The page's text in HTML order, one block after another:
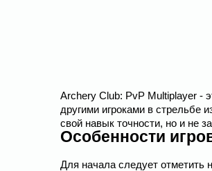
Archery Club: PvP Multiplayer -
другими игроками в стрельбе
свой навык точности, но и не
Особенности
Для начала следует отметить